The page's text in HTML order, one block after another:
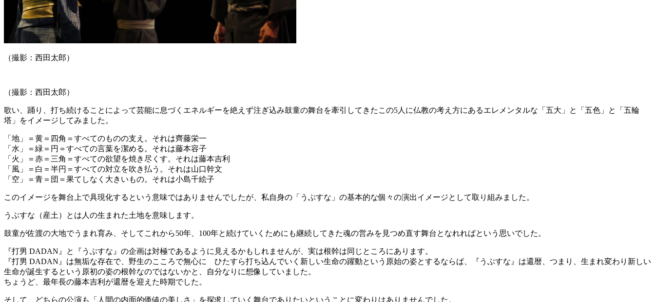
（撮影：西田太郎）
（撮影：西田太郎）
歌い、踊り、打ち続けることによって芸能に息づくエネルギーを絶えず注ぎ込み鼓童の舞台を牽引してきたこの5人に仏教の考え方にあるエレメンタルな「五大」と「五色」と「五輪
塔」をイメージしてみました。
「地」＝黄＝四角＝すべてのものの支え。それは齊藤栄一
「水」＝緑＝円＝すべての言葉を潔める。それは藤本容子
「火」＝赤＝三角＝すべての欲望を焼き尽くす。それは藤本吉利
「風」＝白＝半円＝すべての対立を吹き払う。それは山口幹文
「空」＝青＝団＝果てしなく大きいもの。それは小島千絵子
このイメージを舞台上で具現化するという意味ではありませんでしたが、私自身の「うぶすな」の基本的な個々の演出イメージとして取り組みました。
うぶすな（産土）とは人の生まれた土地を意味します。
鼓童が佐渡の大地でうまれ育み、そしてこれから50年、100年と続けていくためにも継続してきた魂の営みを見つめ直す舞台となれればという思いでした。
『打男 DADAN』と『うぶすな』の企画は対極であるように見えるかもしれませんが、実は根幹は同じところにあります。
『打男 DADAN』は無垢な存在で、野生のこころで無心に ひたすら打ち込んでいく新しい生命の躍動という原始の姿とするならば、『うぶすな』は還暦、つまり、生まれ変わり新しい
生命が誕生するという原初の姿の根幹なのではないかと、自分なりに想像していました。
ちょうど、最年長の藤本吉利が還暦を迎えた時期でした。
そして、どちらの公演も「人間の内面的価値の美しさ」を探求していく舞台でありたいということに変わりはありませんでした。